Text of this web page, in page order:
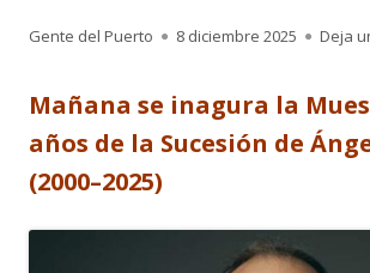
Autor
Gente del Puerto
Publicado
8 diciembre 2025 Deja
Mañana se inagura la
años de la Sucesión de
(2000–2025)